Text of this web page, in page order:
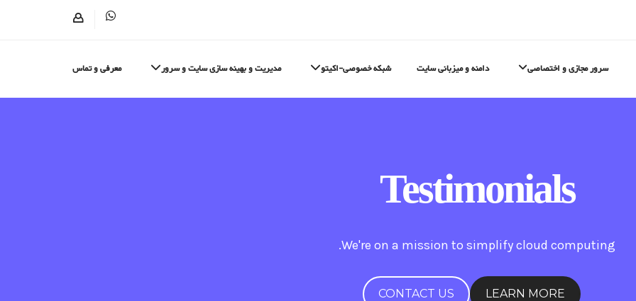
سرور مجازی و اختصاصی دامنه و میزبانی سایت شبکه خصوصی-اکیتو مدیریت و بهینه سازی سایت و سرور معرفی و تماس
Testimonials
We're on a mission to simplify cloud computing.
LEARN MORE
CONTACT US